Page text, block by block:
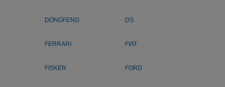
DONGFENG DS
FERRARI FIAT
FISKER FORD